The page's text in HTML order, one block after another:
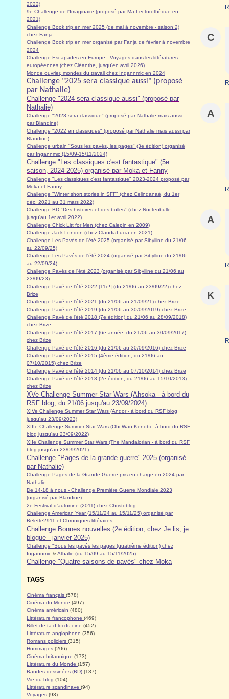
2022)
9e Challenge de l'Imaginaire (proposé par Ma Lecturothèque en
2021)
Challenge Book trip en mer 2025 (de mai à novembre - saison 2)
chez Fanja
Challenge Book trip en mer organisé par Fanja de février à novembre
2024
Challenge Escapades en Europe - Voyages dans les littératures
européennes (chez Cléanthe, jusqu'en avril 2026)
Monde ouvrier, mondes du travail chez Ingannmic en 2024
Challenge "2025 sera classique aussi" (proposé
par Nathalie)
Challenge "2024 sera classique aussi" (proposé par
Nathalie)
Challenge "2023 sera classique" (proposé par Nathalie mais aussi
par Blandine)
Challenge "2022 en classiques" (proposé par Nathalie mais aussi par
Blandine)
Challenge urbain "Sous les pavés, les pages" (3e édition) organisé
par Ingannmic (15/09-15/11/2024)
Challenge "Les classiques c'est fantastique" (5e
saison, 2024-2025) organisé par Moka et Fanny
Challenge "Les classiques c'est fantastique" 2023-2024 proposé par
Moka et Fanny
Challenge "Winter short stories in SFF" (chez Celindanaé, du 1er
déc. 2021 au 31 mars 2022)
Challenge BD "Des histoires et des bulles" (chez Noctenbulle
jusqu'au 1er avril 2022)
Challenge Chick Litt for Men (chez Calepin en 2009)
Challenge Jack London (chez ClaudiaLucia en 2021)
Challenge Les Pavés de l'été 2025 (organisé par Sibylline du 21/06
au 22/09/25)
Challenge Les Pavés de l'été 2024 (organisé par Sibylline du 21/06
au 22/09/24)
Challenge Pavés de l'été 2023 (organisé par Sibylline du 21/06 au
23/09/23)
Challenge Pavé de l'été 2022 [11e!] (du 21/06 au 23/09/22) chez
Brize
Challenge Pavé de l'été 2021 (du 21/06 au 21/09/21) chez Brize
Challenge Pavé de l'été 2019 (du 21/06 au 30/09/2019) chez Brize
Challenge Pavé de l'été 2018 (7e édition) du 21/06 au 28/09/2018)
chez Brize
Challenge Pavé de l'été 2017 (6e année, du 21/06 au 30/09/2017)
chez Brize
Challenge Pavé de l'été 2016 (du 21/06 au 30/09/2016) chez Brize
Challenge Pavé de l'été 2015 (4ème édition, du 21/06 au
07/10/2015) chez Brize
Challenge Pavé de l'été 2014 (du 21/06 au 07/10/2014) chez Brize
Challenge Pavé de l'été 2013 (2e édition, du 21/06 au 15/10/2013)
chez Brize
XVe Challenge Summer Star Wars (Ahsoka - à bord du
RSF blog, du 21/06 jusqu'au 23/09/2024)
XIVe Challenge Summer Star Wars (Andor - à bord du RSF blog
jusqu'au 23/09/2023)
XIIIe Challenge Summer Star Wars (Obi-Wan Kenobi - à bord du RSF
blog jusqu'au 23/09/2022)
XIIe Challenge Summer Star Wars (The Mandalorian - à bord du RSF
blog jusqu'au 23/09/2021)
Challenge "Pages de la grande guerre" 2025 (organisé
par Nathalie)
Challenge Pages de la Grande Guerre pris en charge en 2024 par
Nathalie
De 14-18 à nous - Challenge Première Guerre Mondiale 2023
(organisé par Blandine)
2e Festival d'automne (2011) chez Christoblog
Challenge American Year (15/11/24 au 15/11/25) organisé par
Belette2911 et Chroniques littéraires
Challenge Bonnes nouvelles (2e édition, chez Je lis, je
blogue - janvier 2025)
Challenge "Sous les pavés les pages (quatrième édition) chez
Ingannmic & Athalie (du 15/09 au 15/11/2025)
Challenge "Quatre saisons de pavés" chez Moka
TAGS
Cinéma français (578)
Cinéma du Monde (497)
Cinéma américain (480)
Littérature francophone (469)
Billet de ta d loi du cine (452)
Littérature anglophone (356)
Romans policiers (315)
Hommages (206)
Cinéma britannique (173)
Littérature du Monde (157)
Bandes dessinées (BD) (137)
Vie du blog (104)
Littérature scandinave (94)
Voyages (93)
C
A
A
K